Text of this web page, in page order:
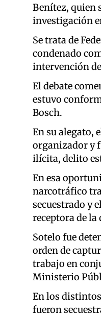
Benítez, quien
investigación
Se trata de
condenado
intervención
El debate
estuvo
Bosch.
En su alegato,
organizador y
ilícita, delito
En esa
narcotráfico
secuestrado y
receptora de la
Sotelo fue
orden de
trabajo en
Ministerio
En los
fueron